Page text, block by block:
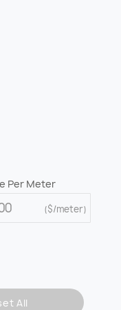
($/meter)
Per Meter
All